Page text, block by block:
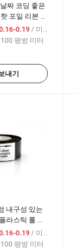
짜 코딩 좋은
포일 리본 핫
0.19/ 미터
100 평방 미터
내기
내구성 있는
라스틱 롤 포
0.19 / 미터
100 평방 미터